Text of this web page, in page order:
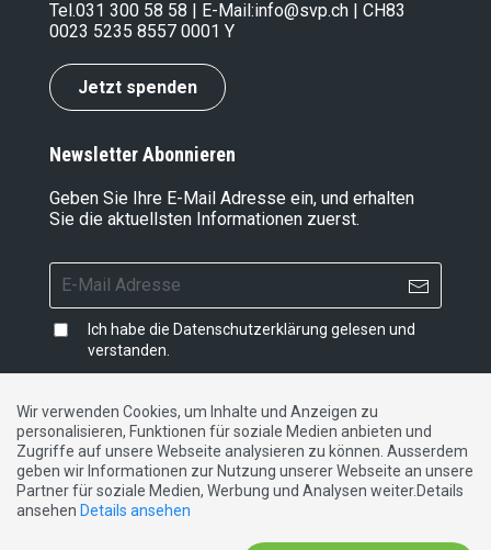
Tel.031 300 58 58 | E-Mail:info@svp.ch | CH83
0023 5235 8557 0001 Y
Jetzt spenden
Newsletter Abonnieren
Geben Sie Ihre E-Mail Adresse ein, und erhalten
Sie die aktuellsten Informationen zuerst.
Ich habe die Datenschutzerklärung gelesen und
verstanden.
Impressum|Datenschutzerklärung|Kontakt
DE FR IT
Wir verwenden Cookies, um Inhalte und Anzeigen zu
personalisieren, Funktionen für soziale Medien anbieten und
Zugriffe auf unsere Webseite analysieren zu können. Ausserdem
geben wir Informationen zur Nutzung unserer Webseite an unsere
Partner für soziale Medien, Werbung und Analysen weiter.Details
ansehen Details ansehen